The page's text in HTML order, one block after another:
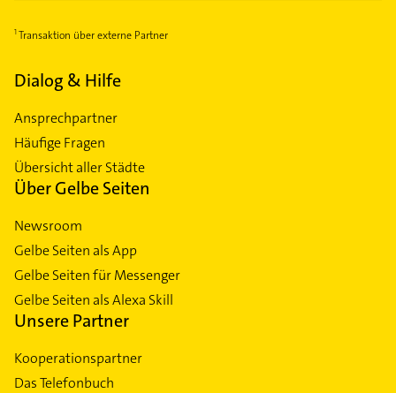
Transaktion über externe Partner
Dialog & Hilfe
Ansprechpartner
Häufige Fragen
Übersicht aller Städte
Über Gelbe Seiten
Newsroom
Gelbe Seiten als App
Gelbe Seiten für Messenger
Gelbe Seiten als Alexa Skill
Unsere Partner
Kooperationspartner
Das Telefonbuch